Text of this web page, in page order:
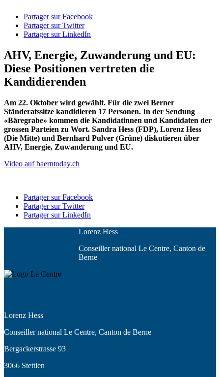
Partager sur Facebook
Partager sur Twitter
Partager sur LinkedIn
AHV, Energie, Zuwanderung und EU:
Diese Positionen vertreten die
Kandidierenden
Am 22. Oktober wird gewählt. Für die zwei Berner
Ständeratssitze kandidieren 17 Personen. In der Sendung
«Bäregrabe» kommen die Kandidatinnen und Kandidaten der
grossen Parteien zu Wort. Sandra Hess (FDP), Lorenz Hess
(Die Mitte) und Bernhard Pulver (Grüne) diskutieren über
AHV, Energie, Zuwanderung und EU.
Video auf baerntoday.ch
Partager sur Facebook
Partager sur Twitter
Partager sur LinkedIn
Lorenz Hess
Conseiller national Le Centre, Canton de
Berne
Lorenz Hess
Conseiller national Le Centre, Canton de Berne
Bergackerstrasse 93
3066 Stettlen